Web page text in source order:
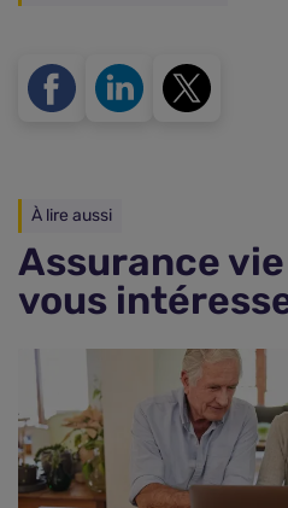
À lire aussi
Assurance
vous